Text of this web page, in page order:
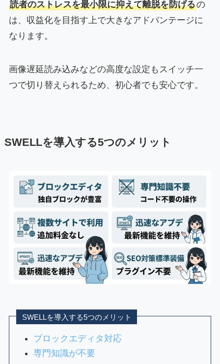
読者のストレスを最小限に抑えて離脱を防げるの
は、収益化を目指す上で大きなアドバンテージに
なります。
画像遅延読み込みなどの高度な設定もスイッチ一
つで切り替えられるため、初心者でも安心です。
SWELLを導入する5つのメリット
SWELLを導入する5つのメリット
ブロックエディタ対応
専門知識が不要